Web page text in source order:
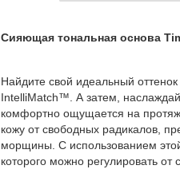
Сияющая тональная основа
Найдите свой идеальный
IntelliMatch™. А затем,
комфортно ощущается на
кожу от свободных радикалов,
морщины. С использованием
которого можно регулировать